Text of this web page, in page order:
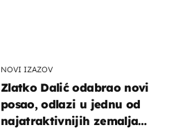
NOVI IZAZOV
Zlatko Dalić odabrao novi
posao, odlazi u jednu od
najatraktivnijih zemalja